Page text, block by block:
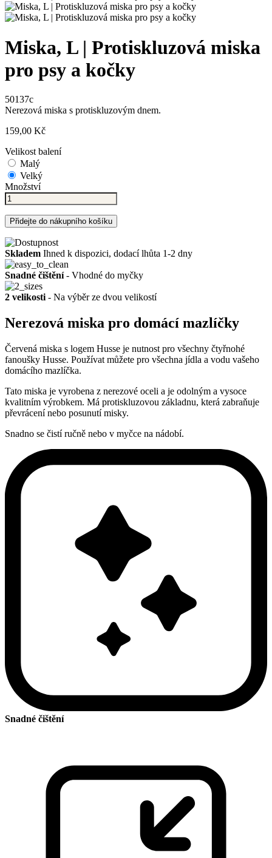
Miska, L | Protiskluzová miska
pro psy a kočky
50137c
Nerezová miska s protiskluzovým dnem.
159,00 Kč
Velikost balení
Malý
Velký
Množství
Přidejte do nákupního košíku
Skladem Ihned k dispozici, dodací lhůta 1-2 dny
Snadné čištění- Vhodné do myčky
2 velikosti - Na výběr ze dvou velikostí
Nerezová miska pro domácí mazlíčky
Červená miska s logem Husse je nutnost pro všechny čtyřnohé
fanoušky Husse. Používat můžete pro všechna jídla a vodu vašeho
domácího mazlíčka.
Tato miska je vyrobena z nerezové oceli a je odolným a vysoce
kvalitním výrobkem. Má protiskluzovou základnu, která zabraňuje
převrácení nebo posunutí misky.
Snadno se čistí ručně nebo v myčce na nádobí.
Snadné čištění